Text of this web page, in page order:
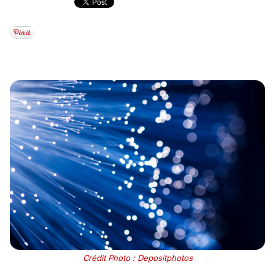
Crédit Photo : Depositphotos